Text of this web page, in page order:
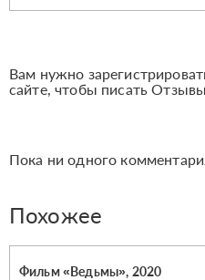
Вам нужно
сайте, чтобы писать
Пока ни одного
Похожее
Фильм «Ведьмы», 2020